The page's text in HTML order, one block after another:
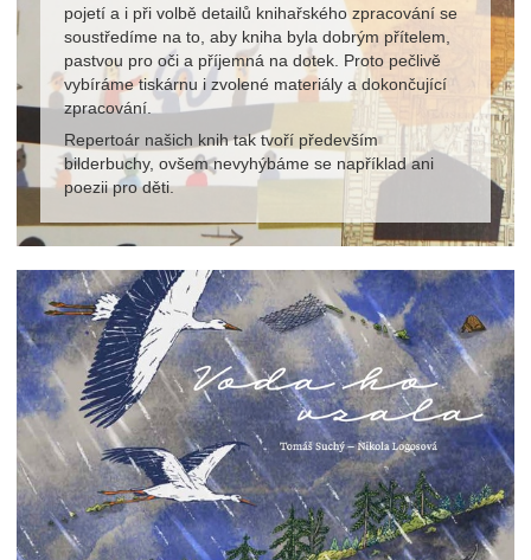
pojetí a i při volbě detailů knihařského zpracování se
soustředíme na to, aby kniha byla dobrým přítelem,
pastvou pro oči a příjemná na dotek. Proto pečlivě
vybíráme tiskárnu i zvolené materiály a dokončující
zpracování.
Repertoár našich knih tak tvoří především
bilderbuchy, ovšem nevyhýbáme se například ani
poezii pro děti.